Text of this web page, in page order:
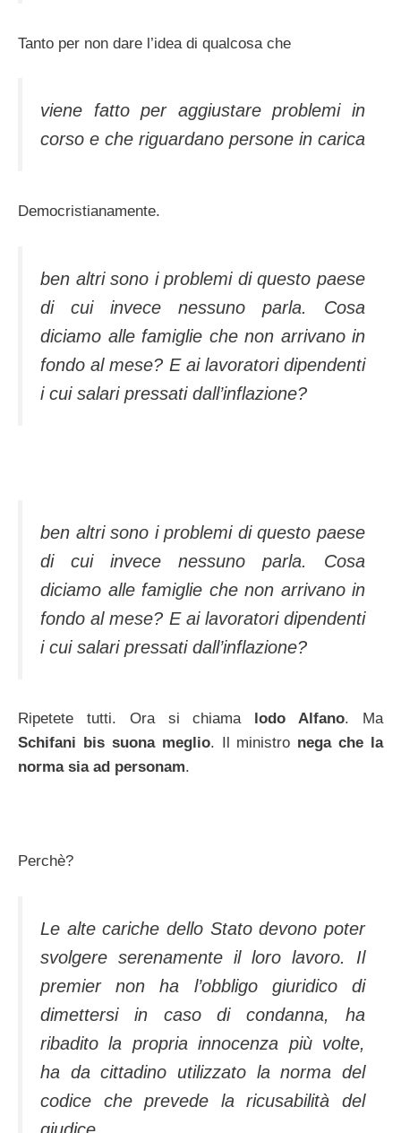
Tanto per non dare l’idea di qualcosa che
viene fatto per aggiustare problemi in
corso e che riguardano persone in carica
Democristianamente.
ben altri sono i problemi di questo paese
di cui invece nessuno parla. Cosa
diciamo alle famiglie che non arrivano in
fondo al mese? E ai lavoratori dipendenti
i cui salari pressati dall’inflazione?
ben altri sono i problemi di questo paese
di cui invece nessuno parla. Cosa
diciamo alle famiglie che non arrivano in
fondo al mese? E ai lavoratori dipendenti
i cui salari pressati dall’inflazione?
Ripetete tutti. Ora si chiama lodo Alfano. Ma
Schifani bis suona meglio. Il ministro nega che la
norma sia ad personam.
Perchè?
Le alte cariche dello Stato devono poter
svolgere serenamente il loro lavoro. Il
premier non ha l’obbligo giuridico di
dimettersi in caso di condanna, ha
ribadito la propria innocenza più volte,
ha da cittadino utilizzato la norma del
codice che prevede la ricusabilità del